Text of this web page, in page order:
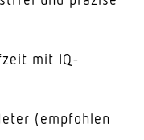
mit IQ-
(empfohlen